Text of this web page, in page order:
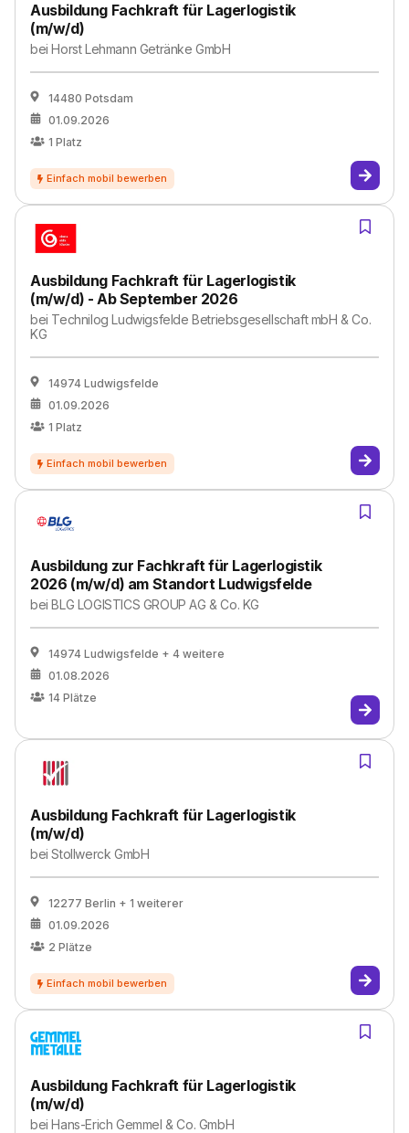
Ausbildung Fachkraft für Lagerlogistik
(m/w/d)
beiHorst Lehmann Getränke GmbH
14480 Potsdam
01.09.2026
1 Platz
Ausbildung Fachkraft für Lagerlogistik
(m/w/d) - Ab September 2026
bei Technilog Ludwigsfelde Betriebsgesellschaft mbH & Co.
KG
14974 Ludwigsfelde
01.09.2026
1 Platz
Ausbildung zur Fachkraft für Lagerlogistik
2026 (m/w/d) am Standort Ludwigsfelde
beiBLG LOGISTICS GROUP AG & Co. KG
14974 Ludwigsfelde + 4 weitere
01.08.2026
14 Plätze
Ausbildung Fachkraft für Lagerlogistik
(m/w/d)
beiStollwerck GmbH
12277 Berlin + 1 weiterer
01.09.2026
2 Plätze
Ausbildung Fachkraft für Lagerlogistik
(m/w/d)
beiHans-Erich Gemmel & Co. GmbH